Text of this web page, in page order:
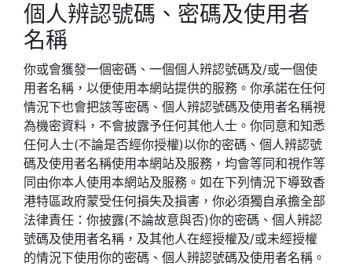
個人辨認號碼、密碼及使用者
名稱
你或會獲發一個密碼、一個個人辨認號碼及/或一個使
用者名稱，以便使用本網站提供的服務。你承諾在任何
情況下也會把該等密碼、個人辨認號碼及使用者名稱視
為機密資料，不會披露予任何其他人士。你同意和知悉
任何人士(不論是否經你授權)以你的密碼、個人辨認號
碼及使用者名稱使用本網站及服務，均會等同和視作等
同由你本人使用本網站及服務。如在下列情況下導致香
港特區政府蒙受任何損失及損害，你必須獨自承擔全部
法律責任：你披露(不論故意與否)你的密碼、個人辨認
號碼及使用者名稱，及其他人在經授權及/或未經授權
的情況下使用你的密碼、個人辨認號碼及使用者名稱。